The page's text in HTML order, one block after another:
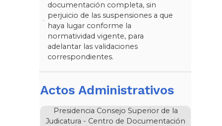
documentación completa, sin
perjuicio de las suspensiones a que
haya lugar conforme la
normatividad vigente, para
adelantar las validaciones
correspondientes.
Actos Administrativos
Presidencia Consejo Superior de la
Judicatura - Centro de Documentación